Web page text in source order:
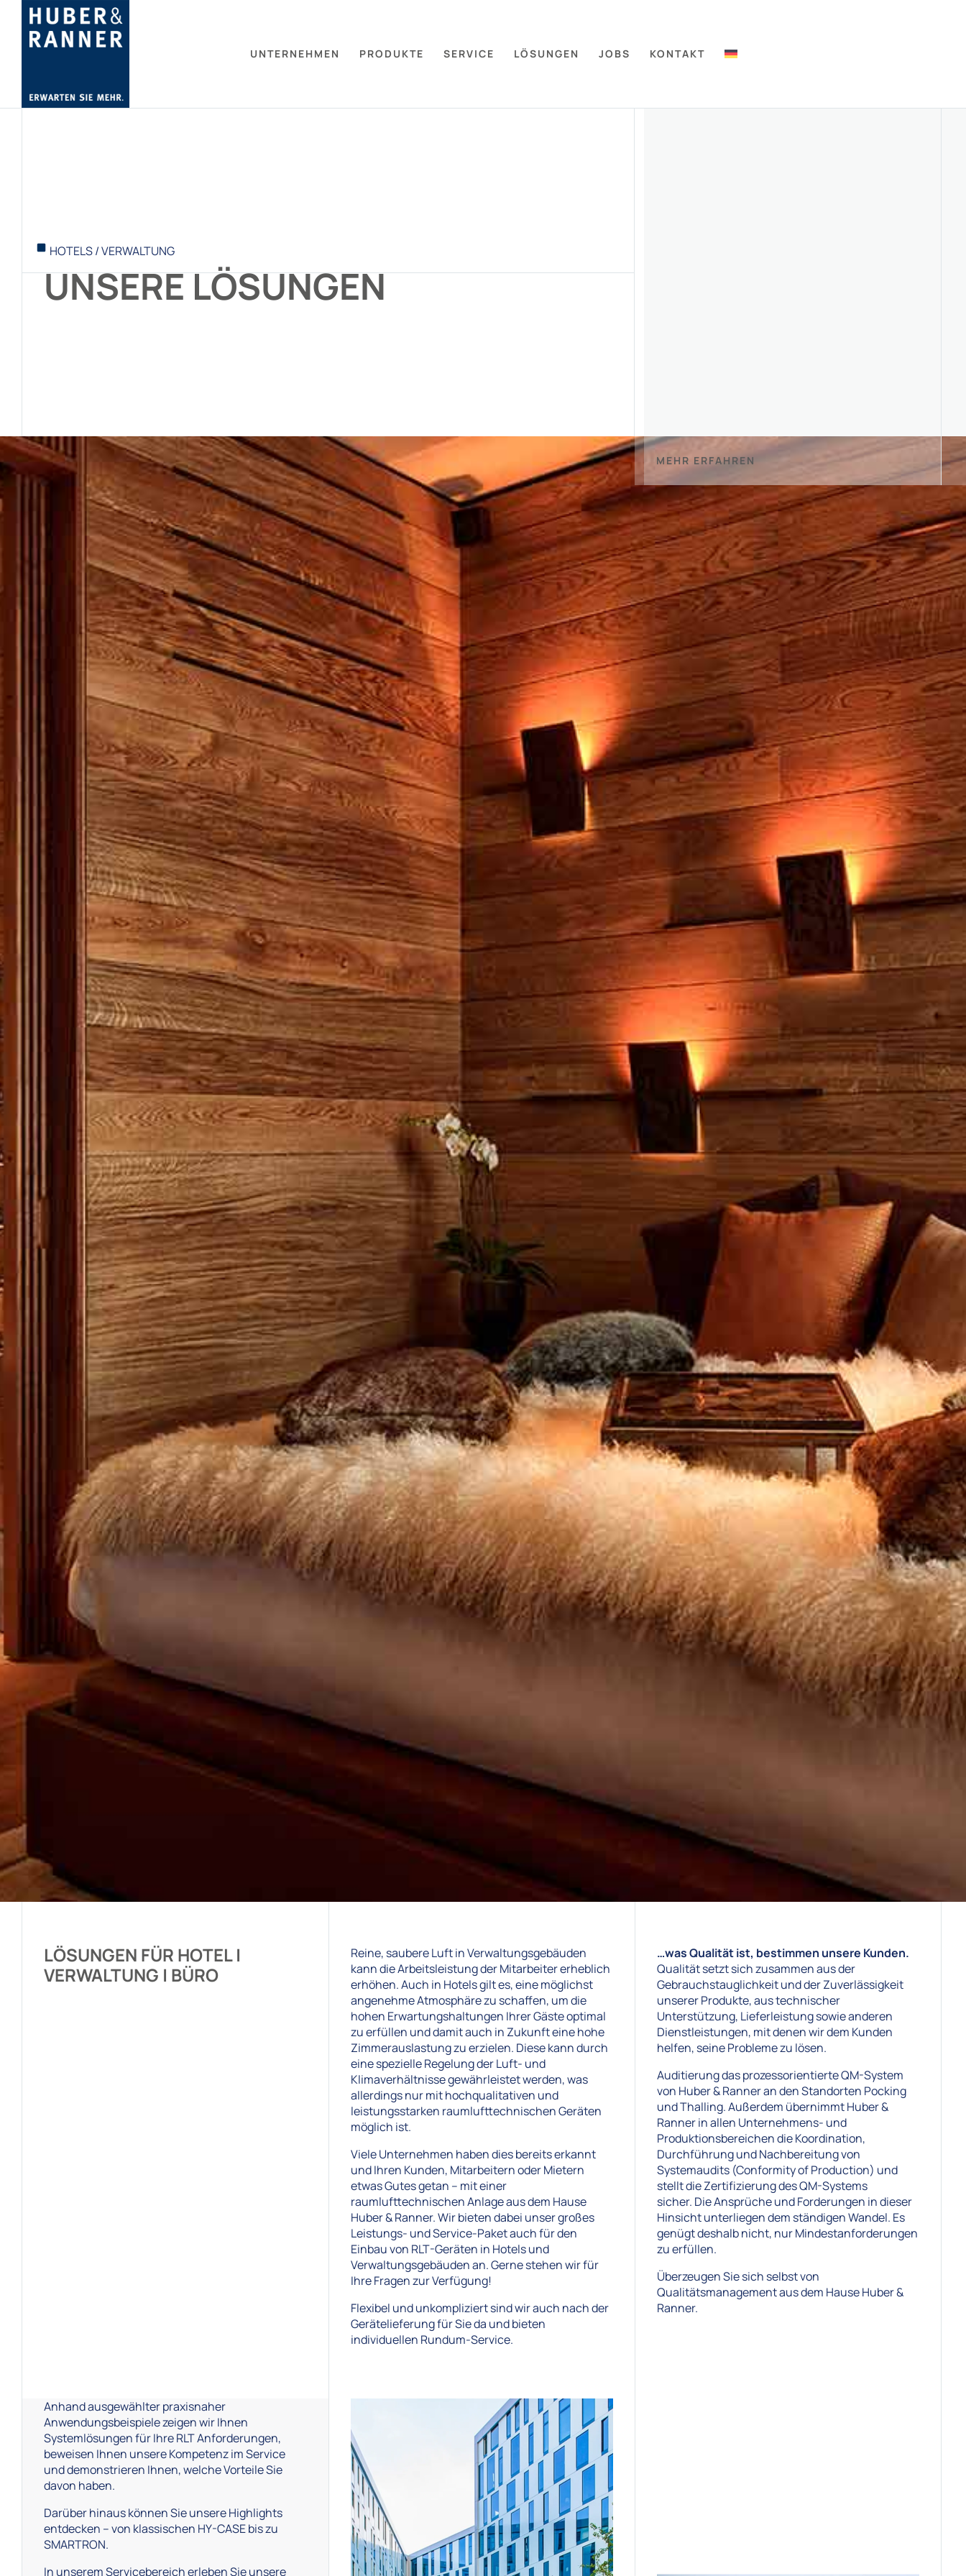
UNTERNEHMEN PRODUKTE SERVICE LÖSUNGEN JOBS KONTAKT
HOTELS / VERWALTUNG
UNSERE LÖSUNGEN
MEHR ERFAHREN
LÖSUNGEN FÜR HOTEL |
VERWALTUNG | BÜRO
Reine, saubere Luft in Verwaltungsgebäuden
kann die Arbeitsleistung der Mitarbeiter erheblich
erhöhen. Auch in Hotels gilt es, eine möglichst
angenehme Atmosphäre zu schaffen, um die
hohen Erwartungshaltungen Ihrer Gäste optimal
zu erfüllen und damit auch in Zukunft eine hohe
Zimmerauslastung zu erzielen. Diese kann durch
eine spezielle Regelung der Luft- und
Klimaverhältnisse gewährleistet werden, was
allerdings nur mit hochqualitativen und
leistungsstarken raumlufttechnischen Geräten
möglich ist.
Viele Unternehmen haben dies bereits erkannt
und Ihren Kunden, Mitarbeitern oder Mietern
etwas Gutes getan – mit einer
raumlufttechnischen Anlage aus dem Hause
Huber & Ranner. Wir bieten dabei unser großes
Leistungs- und Service-Paket auch für den
Einbau von RLT-Geräten in Hotels und
Verwaltungsgebäuden an. Gerne stehen wir für
Ihre Fragen zur Verfügung!
Flexibel und unkompliziert sind wir auch nach der
Gerätelieferung für Sie da und bieten
individuellen Rundum-Service.
…was Qualität ist, bestimmen unsere Kunden.
Qualität setzt sich zusammen aus der
Gebrauchstauglichkeit und der Zuverlässigkeit
unserer Produkte, aus technischer
Unterstützung, Lieferleistung sowie anderen
Dienstleistungen, mit denen wir dem Kunden
helfen, seine Probleme zu lösen.
Auditierung das prozessorientierte QM-System
von Huber & Ranner an den Standorten Pocking
und Thalling. Außerdem übernimmt Huber &
Ranner in allen Unternehmens- und
Produktionsbereichen die Koordination,
Durchführung und Nachbereitung von
Systemaudits (Conformity of Production) und
stellt die Zertifizierung des QM-Systems
sicher. Die Ansprüche und Forderungen in dieser
Hinsicht unterliegen dem ständigen Wandel. Es
genügt deshalb nicht, nur Mindestanforderungen
zu erfüllen.
Überzeugen Sie sich selbst von
Qualitätsmanagement aus dem Hause Huber &
Ranner.
Anhand ausgewählter praxisnaher
Anwendungsbeispiele zeigen wir Ihnen
Systemlösungen für Ihre RLT Anforderungen,
beweisen Ihnen unsere Kompetenz im Service
und demonstrieren Ihnen, welche Vorteile Sie
davon haben.
Darüber hinaus können Sie unsere Highlights
entdecken – von klassischen HY-CASE bis zu
SMARTRON.
In unserem Servicebereich erleben Sie unsere